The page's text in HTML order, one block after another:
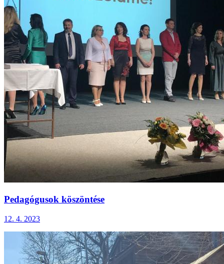
Pedagógusok köszöntése
12. 4. 2023